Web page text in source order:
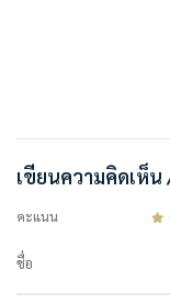
เขียนความคิดเห็
คะแนน
ชื่อ